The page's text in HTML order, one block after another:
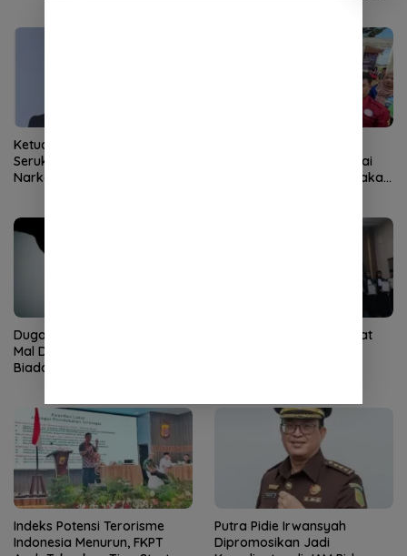
Ketua DPRK Banda Aceh
Serukan Perang Lawan
Narkoba
Pohon di Bantaran Sungai
Alue Naga, Ajak Masyarakat
Dugaan Pungli Bantuan Baitul
Mal Disorot, Pengamat Sebut
Biadab, APH Diminta Turun
KPT Banda Aceh: Advokat
Indeks Potensi Terorisme
Indonesia Menurun, FKPT
Putra Pidie Irwansyah
Dipromosikan Jadi